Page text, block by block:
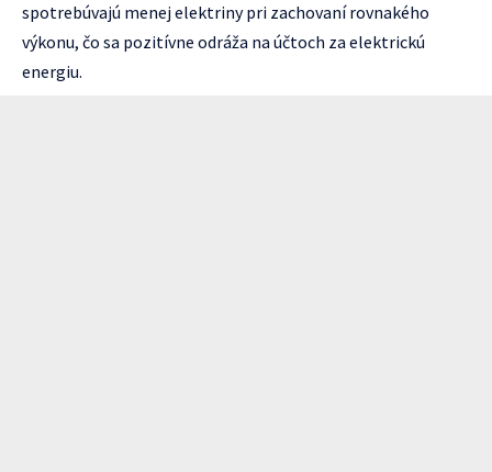
spotrebúvajú menej elektriny pri zachovaní rovnakého
výkonu, čo sa pozitívne odráža na účtoch za elektrickú
energiu.